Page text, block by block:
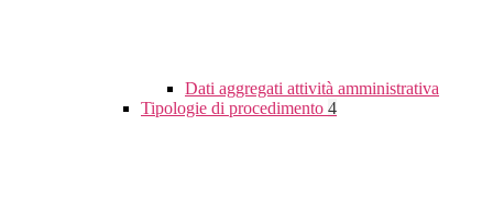
Dati aggregati attività amministrativa
Tipologie di procedimento 4